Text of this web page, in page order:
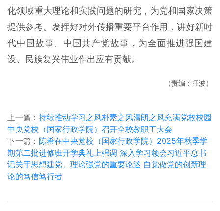
化领域重大理论和实践问题的研究，为党和国家决策
提供参考。发挥好对外传播重要平台作用，讲好新时
代中国故事、中国共产党故事，为全面推进强国建
设、民族复兴伟业作出应有贡献。
（责编：汪波）
上一篇： 持续推动学习之风朴素之风清朗之风充满党校校园
中央党校（国家行政学院）召开全校教职工大会
下一篇： 陈希在中央党校（国家行政学院）2025年秋季学
期第二批进修班开学典礼上强调 深入学习领会习近平总书
记关于思想建党、理论强党的重要论述 自觉做党的创新理
论的笃信笃行者